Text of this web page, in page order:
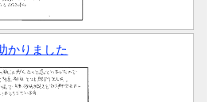
かりました